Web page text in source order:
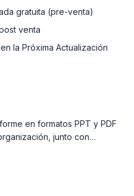
gratuita (pre-venta)
venta
la Próxima Actualización
en formatos PPT y PDF
junto con
nuestros analistas y una
del informe dentro de 180